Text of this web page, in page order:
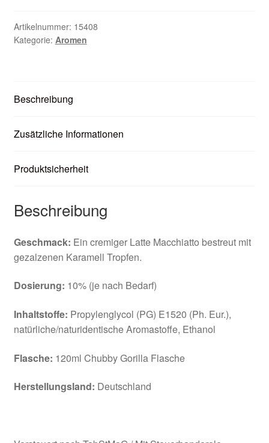
Artikelnummer: 15408
Kategorie: Aromen
Beschreibung
Zusätzliche Informationen
Produktsicherheit
Beschreibung
Geschmack: Ein cremiger Latte Macchiatto bestreut mit
gezalzenen Karamell Tropfen.
Dosierung: 10% (je nach Bedarf)
Inhaltstoffe: Propylenglycol (PG) E1520 (Ph. Eur.),
natürliche/naturidentische Aromastoffe, Ethanol
Flasche: 120ml Chubby Gorilla Flasche
Herstellungsland: Deutschland